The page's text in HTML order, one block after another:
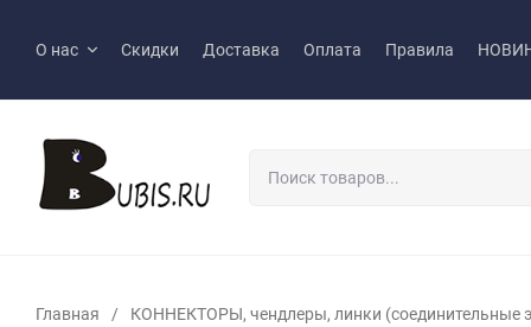
О нас Скидки Доставка Оплата Правила
Главная /
КОННЕКТОРЫ, чендлеры, линки (соединительные